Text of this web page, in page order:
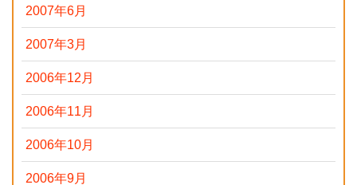
2007年6月
2007年3月
2006年12月
2006年11月
2006年10月
2006年9月